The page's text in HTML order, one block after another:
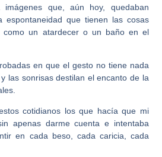
imágenes que, aún hoy, quedaban
espontaneidad que tienen las cosas
como un atardecer o un baño en el
en que el gesto no tiene nada
las sonrisas destilan el encanto de la
cotidianos los que hacía que mi
apenas darme cuenta e intentaba
en cada beso, cada caricia, cada